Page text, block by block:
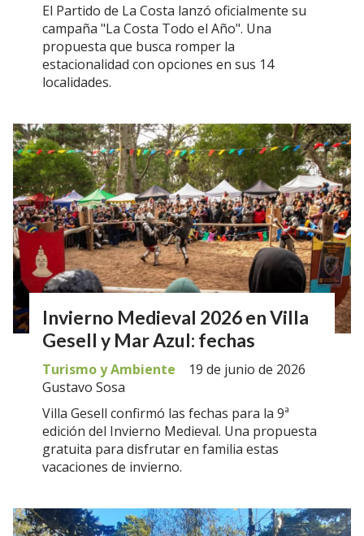
El Partido de La Costa lanzó oficialmente su
campaña "La Costa Todo el Año". Una
propuesta que busca romper la
estacionalidad con opciones en sus 14
localidades.
Invierno Medieval 2026 en Villa
Gesell y Mar Azul: fechas
Gustavo Sosa
Turismo y Ambiente 19 de junio de 2026
Villa Gesell confirmó las fechas para la 9ª
edición del Invierno Medieval. Una propuesta
gratuita para disfrutar en familia estas
vacaciones de invierno.